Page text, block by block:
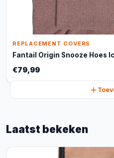
REPLACEMENT COVERS
Fantail Origin Snooze Hoes
€79,99
Laatst bekeken